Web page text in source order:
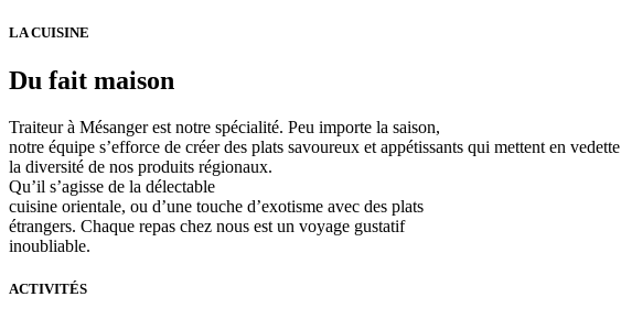
LA CUISINE
Du fait maison
Traiteur à Mésanger est notre spécialité. Peu importe la saison,
notre équipe s’efforce de créer des plats savoureux et appétissants qui mettent en vedette
la diversité de nos produits régionaux.
Qu’il s’agisse de la délectable
cuisine orientale, ou d’une touche d’exotisme avec des plats
étrangers. Chaque repas chez nous est un voyage gustatif
inoubliable.
ACTIVITÉS